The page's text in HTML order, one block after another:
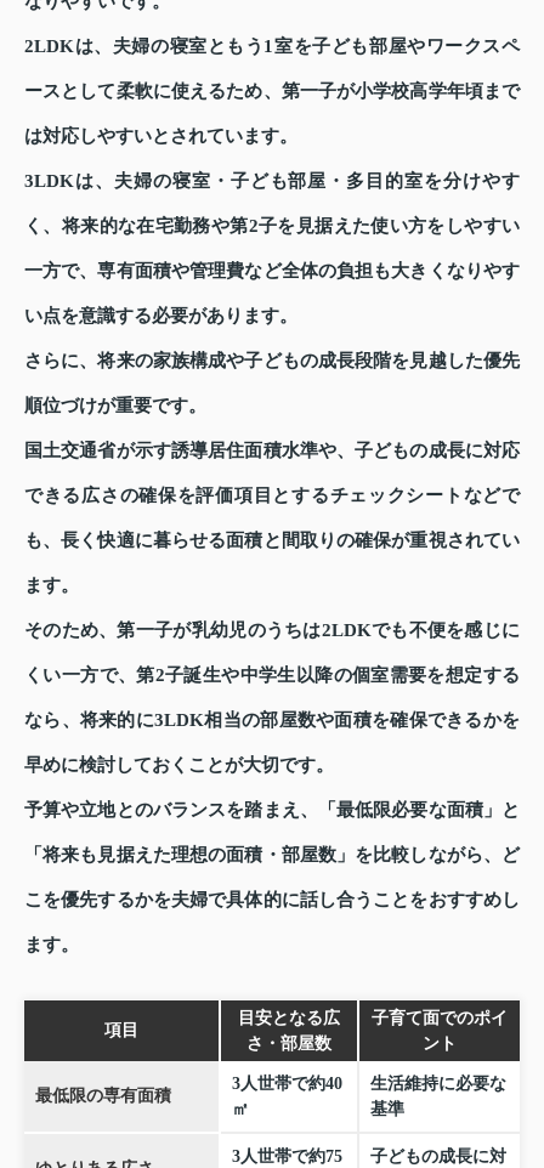
2LDKは、夫婦の寝室ともう1室を子ども部屋やワークスペ
ースとして柔軟に使えるため、第一子が小学校高学年頃まで
は対応しやすいとされています。
3LDKは、夫婦の寝室・子ども部屋・多目的室を分けやす
く、将来的な在宅勤務や第2子を見据えた使い方をしやすい
一方で、専有面積や管理費など全体の負担も大きくなりやす
い点を意識する必要があります。
さらに、将来の家族構成や子どもの成長段階を見越した優先
順位づけが重要です。
国土交通省が示す誘導居住面積水準や、子どもの成長に対応
できる広さの確保を評価項目とするチェックシートなどで
も、長く快適に暮らせる面積と間取りの確保が重視されてい
ます。
そのため、第一子が乳幼児のうちは2LDKでも不便を感じに
くい一方で、第2子誕生や中学生以降の個室需要を想定する
なら、将来的に3LDK相当の部屋数や面積を確保できるかを
早めに検討しておくことが大切です。
予算や立地とのバランスを踏まえ、「最低限必要な面積」と
「将来も見据えた理想の面積・部屋数」を比較しながら、ど
こを優先するかを夫婦で具体的に話し合うことをおすすめし
ます。
項目
目安となる広
さ・部屋数
子育て面でのポイ
ント
最低限の専有面積
3人世帯で約40
㎡
生活維持に必要な
基準
3人世帯で約75
子どもの成長に対